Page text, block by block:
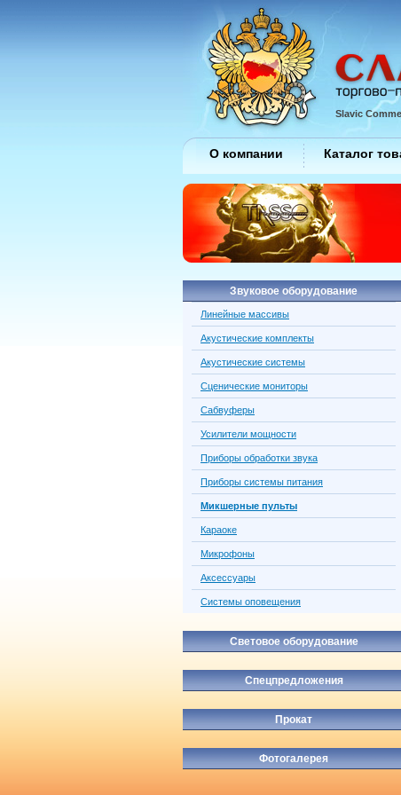
Звуковое оборудование
Линейные массивы
Акустические комплекты
Акустические системы
Сценические мониторы
Сабвуферы
Усилители мощности
Приборы обработки звука
Приборы системы питания
Микшерные пульты
Караоке
Микрофоны
Аксессуары
Системы оповещения
Световое оборудование
Спецпредложения
Прокат
Фотогалерея
Slavic
О компании Каталог